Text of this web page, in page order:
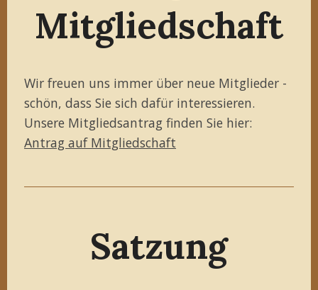
Mitgliedschaft
Wir freuen uns immer über neue Mitglieder -
schön, dass Sie sich dafür interessieren.
Unsere Mitgliedsantrag finden Sie hier:
Antrag auf Mitgliedschaft
Satzung